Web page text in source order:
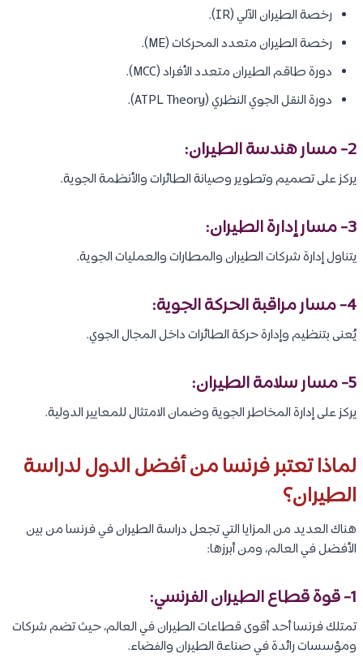
رخصة الطيران الآلي (IR).
رخصة الطيران متعدد المحركات (ME).
دورة طاقم الطيران متعدد الأفراد (MCC).
دورة النقل الجوي النظري (ATPL Theory).
2- مسار هندسة الطيران:
يركز على تصميم وتطوير وصيانة الطائرات والأنظمة الجوية.
3- مسار إدارة الطيران:
يتناول إدارة شركات الطيران والمطارات والعمليات الجوية.
4- مسار مراقبة الحركة الجوية:
يُعنى بتنظيم وإدارة حركة الطائرات داخل المجال الجوي.
5- مسار سلامة الطيران:
يركز على إدارة المخاطر الجوية وضمان الامتثال للمعايير الدولية.
لماذا تعتبر فرنسا من أفضل الدول لدراسة
الطيران؟
هناك العديد من المزايا التي تجعل دراسة الطيران في فرنسا من بين
الأفضل في العالم، ومن أبرزها:
1- قوة قطاع الطيران الفرنسي:
تمتلك فرنسا أحد أقوى قطاعات الطيران في العالم، حيث تضم شركات
ومؤسسات رائدة في صناعة الطيران والفضاء.